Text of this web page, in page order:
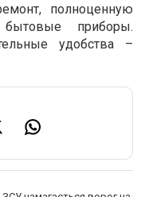
полноценную
приборы.
удобства –